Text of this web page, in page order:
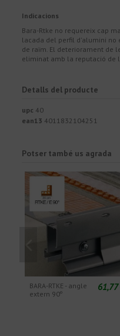
Indicacions
Bara-Rtke no requereix cap
lacada del perfil d'alumini no
de raïm. El deteriorament de
eliminat amb la reputació de
Detalls del producte
upc 40
ean13 4011832104251
Potser també us agrada
BARA-RTKE - angle
extern 90º
61,77